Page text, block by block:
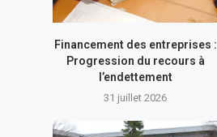
Financement des entreprises :
Progression du recours à
l’endettement
31 juillet 2026